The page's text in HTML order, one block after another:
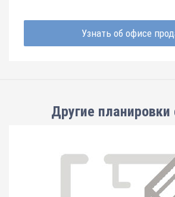
Узнать об офисе
Другие планировки